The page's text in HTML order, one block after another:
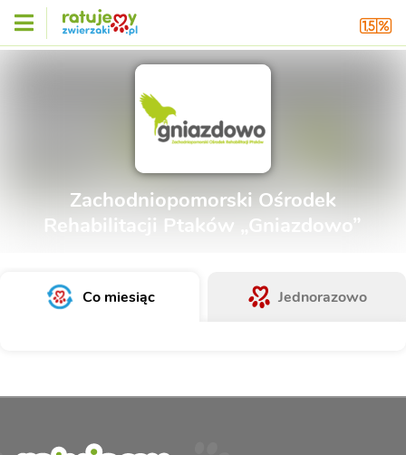
Zachodniopomorski Ośrodek
Rehabilitacji Ptaków „Gniazdowo”
Co miesiąc Jednorazowo